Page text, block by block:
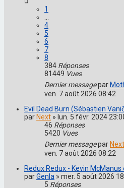
1
4
5
6
7
8
384 Réponses
81449 Vues
Dernier messagepar
ven. 7 août 2026 08:42
Evil Dead Burn (Sébastien
parNext » lun. 5 févr. 2024
46 Réponses
5420 Vues
Dernier messageparNext
ven. 7 août 2026 08:22
Redux Redux - Kevin
parGenla » mer. 5 août 2026
5 Réponses